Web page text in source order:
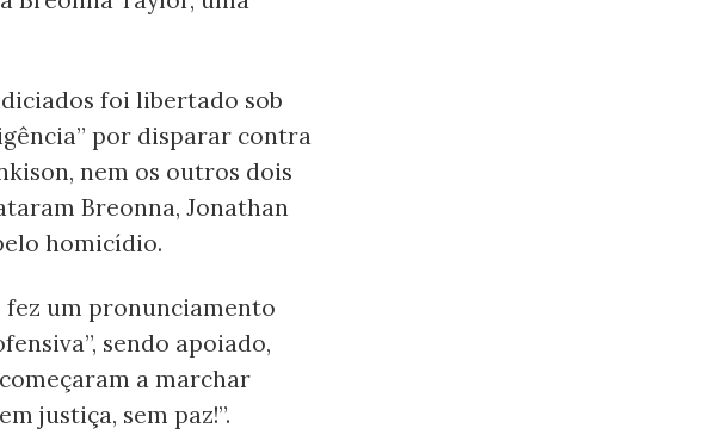
foi libertado sob
por disparar contra
nem os outros dois
Breonna, Jonathan
homicídio.
fez um pronunciamento
sendo apoiado,
a marchar
justiça, sem paz!”.